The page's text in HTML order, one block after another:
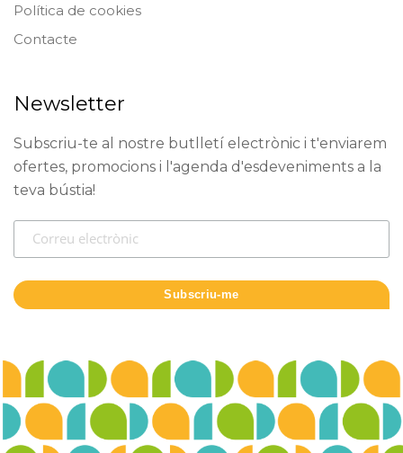
Política de cookies
Contacte
Newsletter
Subscriu-te al nostre butlletí electrònic i t'enviarem
ofertes, promocions i l'agenda d'esdeveniments a la
teva bústia!